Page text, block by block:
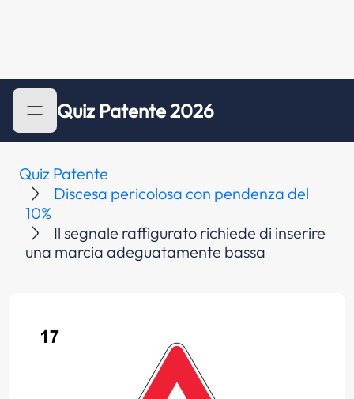
Quiz Patente 2026
Quiz Patente
Discesa pericolosa con pendenza del
10%
Il segnale raffigurato richiede di inserire
una marcia adeguatamente bassa